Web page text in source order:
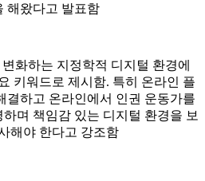
해왔다고 발표함
화하는 지정학적 디지털 환경에
키워드로 제시함. 특히 온라인 플
결하고 온라인에서 인권 운동가를
며 책임감 있는 디지털 환경을 보
해야 한다고 강조함